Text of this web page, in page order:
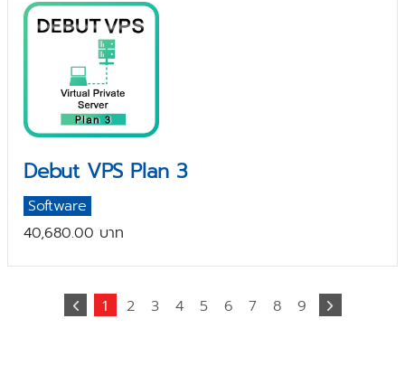
Debut VPS Plan 3
Software
40,680.00 บาท
1 2 3 4 5 6 7 8 9